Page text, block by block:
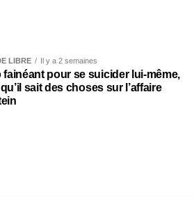
LIBRE Il y a 2 semaines
fainéant pour se suicider lui-même,
sait des choses sur l’affaire